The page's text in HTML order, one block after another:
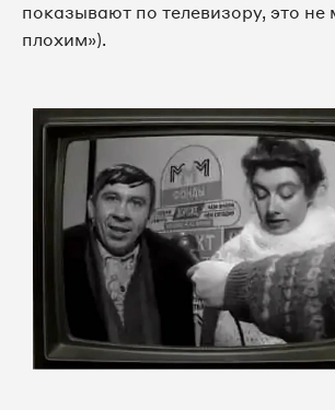
показывают по телевизору, это не
плохим»).